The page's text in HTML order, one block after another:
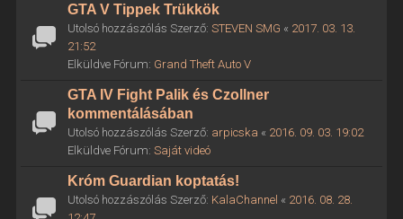
GTA V Tippek Trükkök
Utolsó hozzászólás Szerző: STEVEN SMG « 2017. 03. 13.
21:52
Elküldve Fórum: Grand Theft Auto V
GTA IV Fight Palik és Czollner
kommentálásában
Utolsó hozzászólás Szerző: arpicska « 2016. 09. 03. 19:02
Elküldve Fórum: Saját videó
Króm Guardian koptatás!
Utolsó hozzászólás Szerző: KalaChannel « 2016. 08. 28.